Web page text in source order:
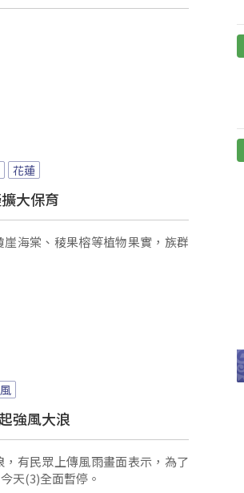
花蓮
大保育
海棠、稜果榕等植物果實，族群
強風大浪
有民眾上傳風雨畫面表示，為了
天(3)全面暫停。